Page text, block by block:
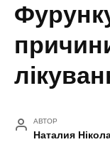
АВТОР
Наталия